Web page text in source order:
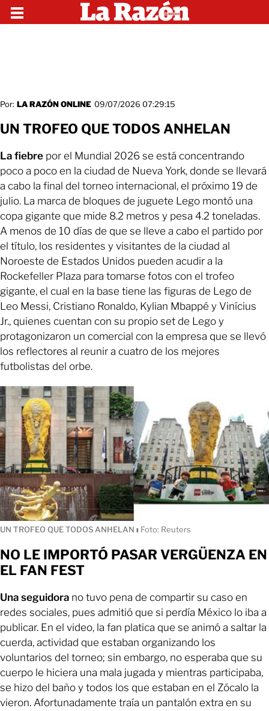
Por: LA RAZÓN ONLINE 09/07/2026 07:29:15
UN TROFEO QUE TODOS ANHELAN
La fiebre por el Mundial 2026 se está concentrando
poco a poco en la ciudad de Nueva York, donde se llevará
a cabo la final del torneo internacional, el próximo 19 de
julio. La marca de bloques de juguete Lego montó una
copa gigante que mide 8.2 metros y pesa 4.2 toneladas.
A menos de 10 días de que se lleve a cabo el partido por
el título, los residentes y visitantes de la ciudad al
Noroeste de Estados Unidos pueden acudir a la
Rockefeller Plaza para tomarse fotos con el trofeo
gigante, el cual en la base tiene las figuras de Lego de
Leo Messi, Cristiano Ronaldo, Kylian Mbappé y Vinícius
Jr., quienes cuentan con su propio set de Lego y
protagonizaron un comercial con la empresa que se llevó
los reflectores al reunir a cuatro de los mejores
futbolistas del orbe.
UN TROFEO QUE TODOS ANHELAN ı Foto: Reuters
NO LE IMPORTÓ PASAR VERGÜENZA EN
EL FAN FEST
Una seguidora no tuvo pena de compartir su caso en
redes sociales, pues admitió que si perdía México lo iba a
publicar. En el video, la fan platica que se animó a saltar la
cuerda, actividad que estaban organizando los
voluntarios del torneo; sin embargo, no esperaba que su
cuerpo le hiciera una mala jugada y mientras participaba,
se hizo del baño y todos los que estaban en el Zócalo la
vieron. Afortunadamente traía un pantalón extra en su